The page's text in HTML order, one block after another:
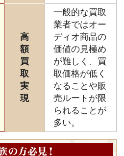
高
額
買
取
実
現
一般的な買取
業者ではオー
ディオ商品の
価値の見極め
が難しく、買
取価格が低く
なることや販
売ルートが限
られることが
多い。